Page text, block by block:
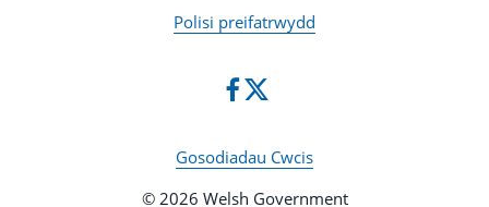
Polisi preifatrwydd
Gosodiadau Cwcis
© 2026 Welsh Government